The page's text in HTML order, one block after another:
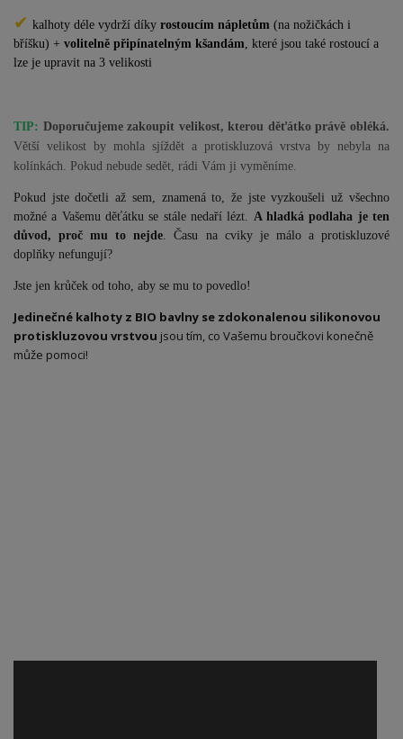
✔ kalhoty déle vydrží díky rostoucím nápletům (na nožičkách i
bříšku) + volitelně připínatelným kšandám , které jsou také rostoucí a
lze je upravit na 3 velikosti
TIP: Doporučujeme zakoupit velikost, kterou děťátko právě obléká.
Větší velikost by mohla sjíždět a protiskluzová vrstva by nebyla na
kolínkách. Pokud nebude sedět, rádi Vám ji vyměníme.
Pokud jste dočetli až sem, znamená to, že jste vyzkoušeli už všechno
možné a Vašemu děťátku se stále nedaří lézt. A hladká podlaha je ten
důvod, proč mu to nejde . Času na cviky je málo a protiskluzové
doplňky nefungují?
Jste jen krůček od toho, aby se mu to povedlo!
Jedinečné kalhoty z BIO bavlny se zdokonalenou silikonovou
protiskluzovou vrstvou jsou tím, co Vašemu broučkovi konečně
může pomoci!